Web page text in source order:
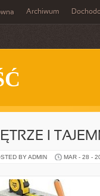
Archiwum
I
BY ADMIN MAR - 28 -